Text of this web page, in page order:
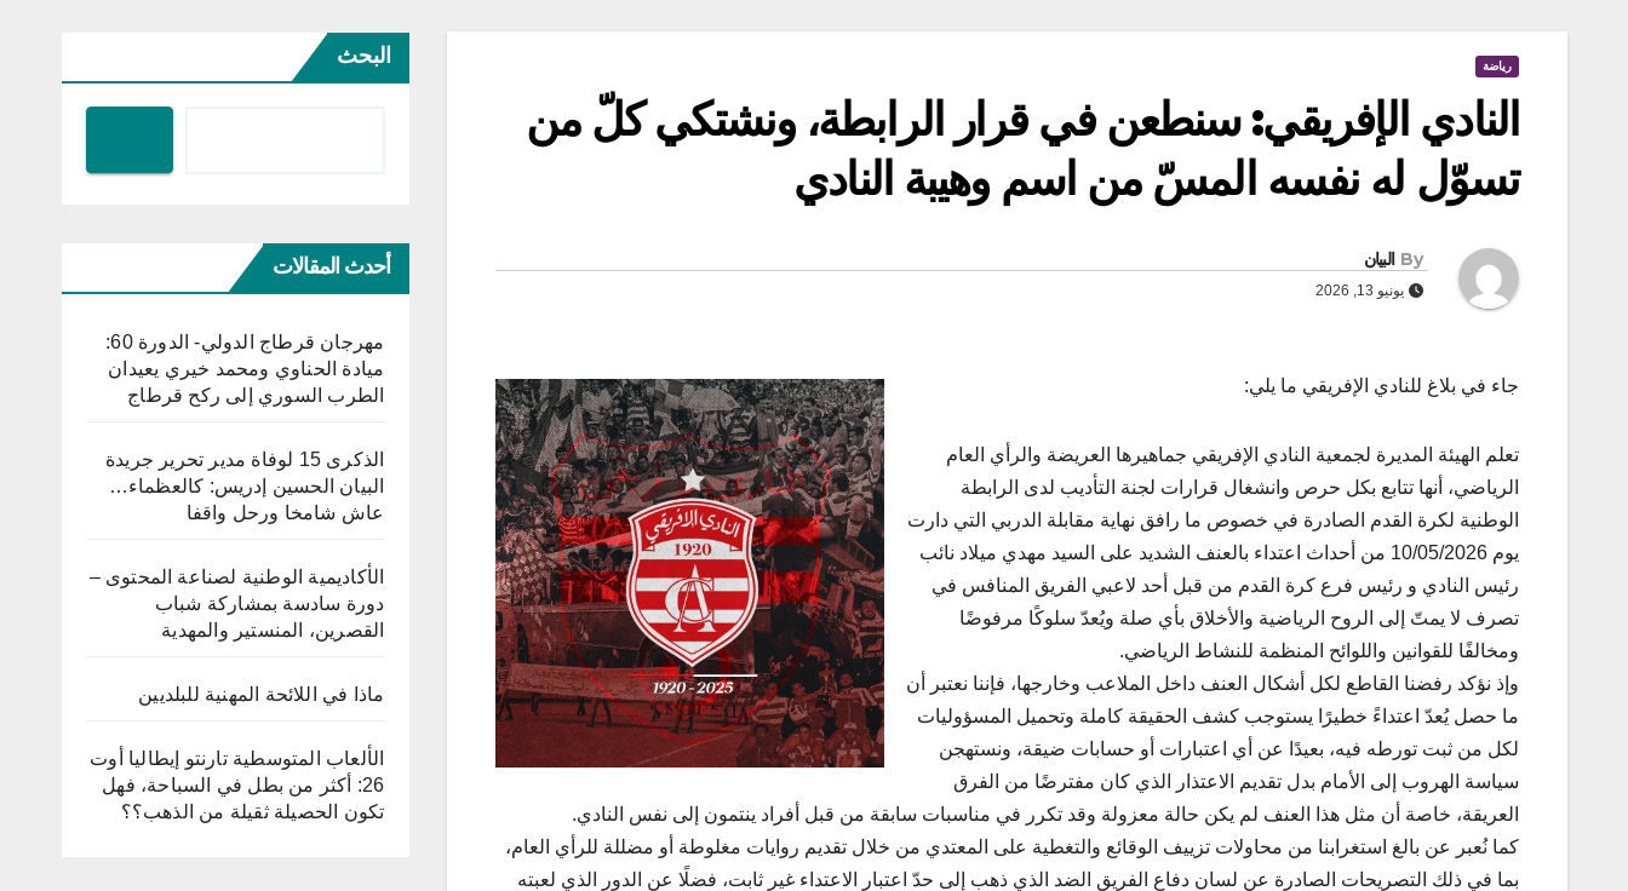
رياضة
النادي الإفريقي: سنطعن في قرار الرابطة، ونشتكي كلّ من
تسوّل له نفسه المسّ من اسم وهيبة النادي
By البيان
يونيو 13, 2026
جاء في بلاغ للنادي الإفريقي ما يلي:
تعلم الهيئة المديرة لجمعية النادي الإفريقي جماهيرها العريضة والرأي العام
الرياضي، أنها تتابع بكل حرص وانشغال قرارات لجنة التأديب لدى الرابطة
الوطنية لكرة القدم الصادرة في خصوص ما رافق نهاية مقابلة الدربي التي دارت
يوم 10/05/2026 من أحداث اعتداء بالعنف الشديد على السيد مهدي ميلاد نائب
رئيس النادي و رئيس فرع كرة القدم من قبل أحد لاعبي الفريق المنافس في
تصرف لا يمتّ إلى الروح الرياضية والأخلاق بأي صلة ويُعدّ سلوكًا مرفوضًا
ومخالفًا للقوانين واللوائح المنظمة للنشاط الرياضي.
وإذ نؤكد رفضنا القاطع لكل أشكال العنف داخل الملاعب وخارجها، فإننا نعتبر أن
ما حصل يُعدّ اعتداءً خطيرًا يستوجب كشف الحقيقة كاملة وتحميل المسؤوليات
لكل من ثبت تورطه فيه، بعيدًا عن أي اعتبارات أو حسابات ضيقة، ونستهجن
سياسة الهروب إلى الأمام بدل تقديم الاعتذار الذي كان مفترضًا من الفرق
العريقة، خاصة أن مثل هذا العنف لم يكن حالة معزولة وقد تكرر في مناسبات سابقة من قبل أفراد ينتمون إلى نفس النادي.
كما نُعبر عن بالغ استغرابنا من محاولات تزييف الوقائع والتغطية على المعتدي من خلال تقديم روايات مغلوطة أو مضللة للرأي العام،
بما في ذلك التصريحات الصادرة عن لسان دفاع الفريق الضد الذي ذهب إلى حدّ اعتبار الاعتداء غير ثابت، فضلًا عن الدور الذي لعبته
البحث
أحدث المقالات
مهرجان قرطاج الدولي- الدورة 60:
ميادة الحناوي ومحمد خيري يعيدان
الطرب السوري إلى ركح قرطاج
الذكرى 15 لوفاة مدير تحرير جريدة
البيان الحسين إدريس: كالعظماء…
عاش شامخا ورحل واقفا
الأكاديمية الوطنية لصناعة المحتوى –
دورة سادسة بمشاركة شباب
القصرين، المنستير والمهدية
ماذا في اللائحة المهنية للبلديين
الألعاب المتوسطية تارنتو إيطاليا أوت
26: أكثر من بطل في السباحة، فهل
تكون الحصيلة ثقيلة من الذهب؟؟